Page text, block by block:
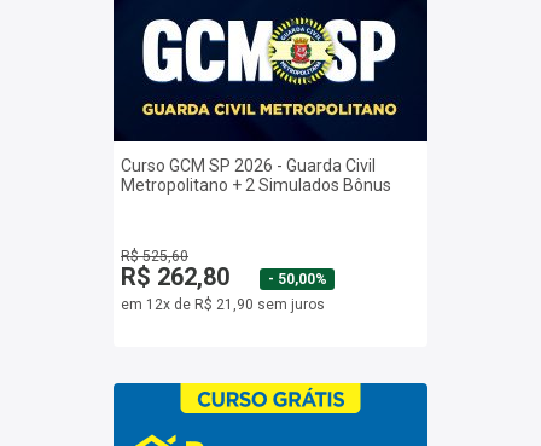
Curso GCM SP 2026 - Guarda Civil
Metropolitano + 2 Simulados Bônus
R$ 525,60
R$ 262,80
- 50,00%
em 12x de R$ 21,90 sem juros